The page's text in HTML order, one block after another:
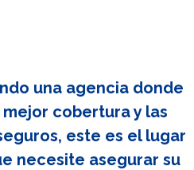
una agencia donde
cobertura y las
este es el lugar
necesite asegurar su